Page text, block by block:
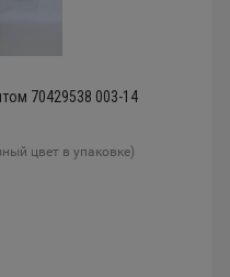
70429538 003-14
цвет в упаковке)